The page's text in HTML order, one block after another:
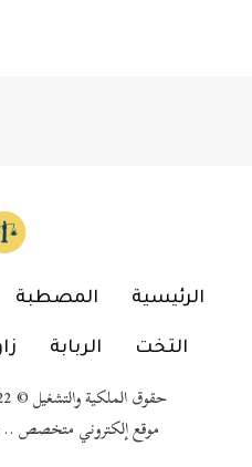
الرئيسية المصطبة
التخت الربابة
حقوق الملكية والتشغيل © 2022 كافه الحقوق محفوظة
موقع إلكتروني متخصص ..